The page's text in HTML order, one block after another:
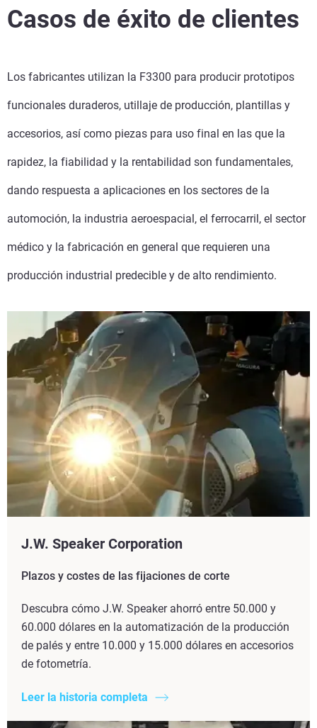
Casos de éxito de clientes
Los fabricantes utilizan la F3300 para producir prototipos
funcionales duraderos, utillaje de producción, plantillas y
accesorios, así como piezas para uso final en las que la
rapidez, la fiabilidad y la rentabilidad son fundamentales,
dando respuesta a aplicaciones en los sectores de la
automoción, la industria aeroespacial, el ferrocarril, el sector
médico y la fabricación en general que requieren una
producción industrial predecible y de alto rendimiento.
J.W. Speaker Corporation
Plazos y costes de las fijaciones de corte
Descubra cómo J.W. Speaker ahorró entre 50.000 y
60.000 dólares en la automatización de la producción
de palés y entre 10.000 y 15.000 dólares en accesorios
de fotometría.
Leer la historia completa